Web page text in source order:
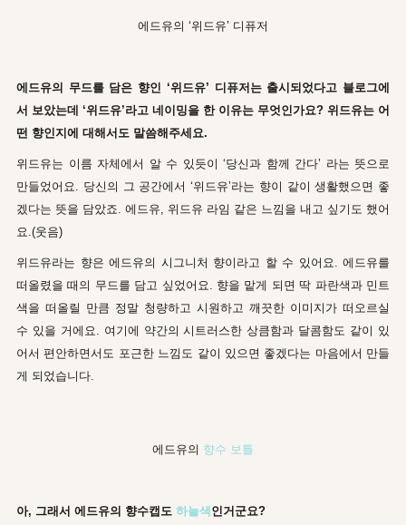
에드유의 ‘위드유’ 디퓨저
에드유의 무드를 담은 향인 ‘위드유’ 디퓨저는 출시되었다고 블로그에
서 보았는데 ‘위드유’라고 네이밍을 한 이유는 무엇인가요? 위드유는 어
떤 향인지에 대해서도 말씀해주세요.
위드유는 이름 자체에서 알 수 있듯이 ‘당신과 함께 간다’ 라는 뜻으로
만들었어요. 당신의 그 공간에서 ‘위드유’라는 향이 같이 생활했으면 좋
겠다는 뜻을 담았죠. 에드유, 위드유 라임 같은 느낌을 내고 싶기도 했어
요.(웃음)
위드유라는 향은 에드유의 시그니처 향이라고 할 수 있어요. 에드유를
떠올렸을 때의 무드를 담고 싶었어요. 향을 맡게 되면 딱 파란색과 민트
색을 떠올릴 만큼 정말 청량하고 시원하고 깨끗한 이미지가 떠오르실
수 있을 거에요. 여기에 약간의 시트러스한 상큼함과 달콤함도 같이 있
어서 편안하면서도 포근한 느낌도 같이 있으면 좋겠다는 마음에서 만들
게 되었습니다.
에드유의 향수 보틀
아, 그래서 에드유의 향수캡도 하늘색 인거군요?